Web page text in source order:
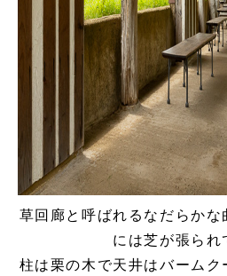
草回廊と呼ばれるなだらか
には芝が張られ
柱は栗の木で天井はバーム